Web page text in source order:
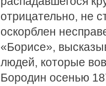
отрицательно, не
оскорблен
«Борисе»,
людей, которые
Бородин осенью